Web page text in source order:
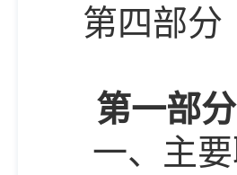
第四部分
第一部分
一、主